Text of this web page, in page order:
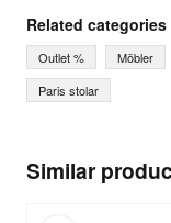
Similar
Specifikation
Höjd: (ryggsidan)
Sitthöjd: 45 cm
Sittdjup: 42 cm
Sits/rygg: Flätad
Ask us
Related categories
Outlet % Möbler
Paris stolar